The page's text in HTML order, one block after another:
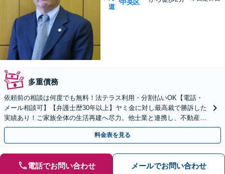
道
中央区
多重債務
依頼前の相談は何度でも無料！法テラス利用・分割払いOK【電話・
メール相談可】【弁護士歴30年以上】ヤミ金に対し最高裁で勝訴した
実績あり！ご家族全体の生活再建へ尽力。他士業と連携し、不動産・
税金の問題まで細やかにサポート【西18丁目駅3分】
料金表を見る
電話でお問い合わせ メールでお問い合わせ